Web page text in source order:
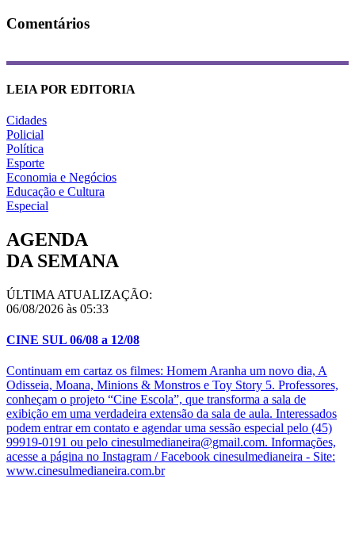
Comentários
LEIA POR EDITORIA
Cidades
Policial
Política
Esporte
Economia e Negócios
Educação e Cultura
Especial
AGENDA
DA SEMANA
ÚLTIMA ATUALIZAÇÃO:
06/08/2026 às 05:33
CINE SUL 06/08 a 12/08
Continuam em cartaz os filmes: Homem Aranha um novo dia, A
Odisseia, Moana, Minions & Monstros e Toy Story 5. Professores,
conheçam o projeto “Cine Escola”, que transforma a sala de
exibição em uma verdadeira extensão da sala de aula. Interessados
podem entrar em contato e agendar uma sessão especial pelo (45)
99919-0191 ou pelo cinesulmedianeira@gmail.com. Informações,
acesse a página no Instagram / Facebook cinesulmedianeira - Site:
www.cinesulmedianeira.com.br